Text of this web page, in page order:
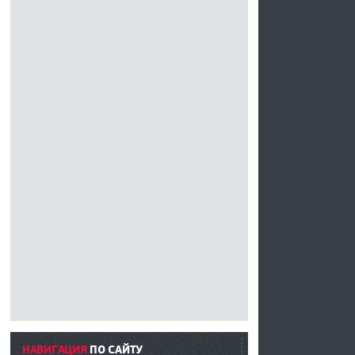
НАВИГАЦИЯПО САЙТУ